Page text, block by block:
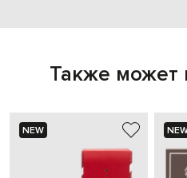
Также может
NEW